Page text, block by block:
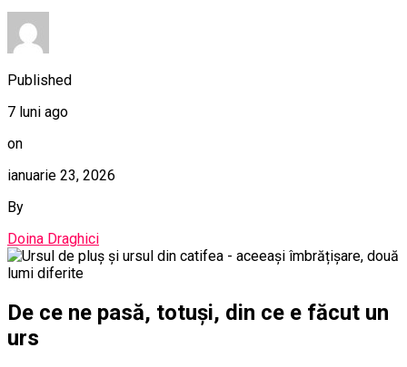
Published
7 luni ago
on
ianuarie 23, 2026
By
Doina Draghici
De ce ne pasă, totuși, din ce e făcut un
urs